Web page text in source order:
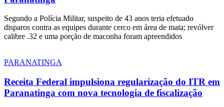
Segundo a Polícia Militar, suspeito de 43 anos teria efetuado
disparos contra as equipes durante cerco em área de mata; revólver
calibre .32 e uma porção de maconha foram apreendidos
PARANATINGA
Receita Federal impulsiona regularização do ITR em
Paranatinga com nova tecnologia de fiscalização